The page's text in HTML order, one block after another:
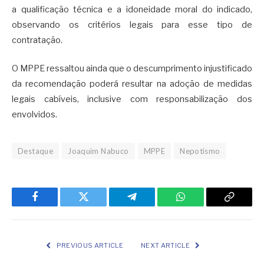
a qualificação técnica e a idoneidade moral do indicado,
observando os critérios legais para esse tipo de
contratação.
O MPPE ressaltou ainda que o descumprimento injustificado
da recomendação poderá resultar na adoção de medidas
legais cabíveis, inclusive com responsabilização dos
envolvidos.
Destaque Joaquim Nabuco MPPE Nepotismo
Facebook Twitter Telegram WhatsApp Copy
PREVIOUS ARTICLE NEXT ARTICLE